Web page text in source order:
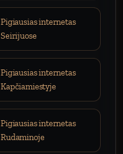
Pigiausias internetas
Seirijuose
Pigiausias internetas
Kapčiamiestyje
Pigiausias internetas
Rudaminoje